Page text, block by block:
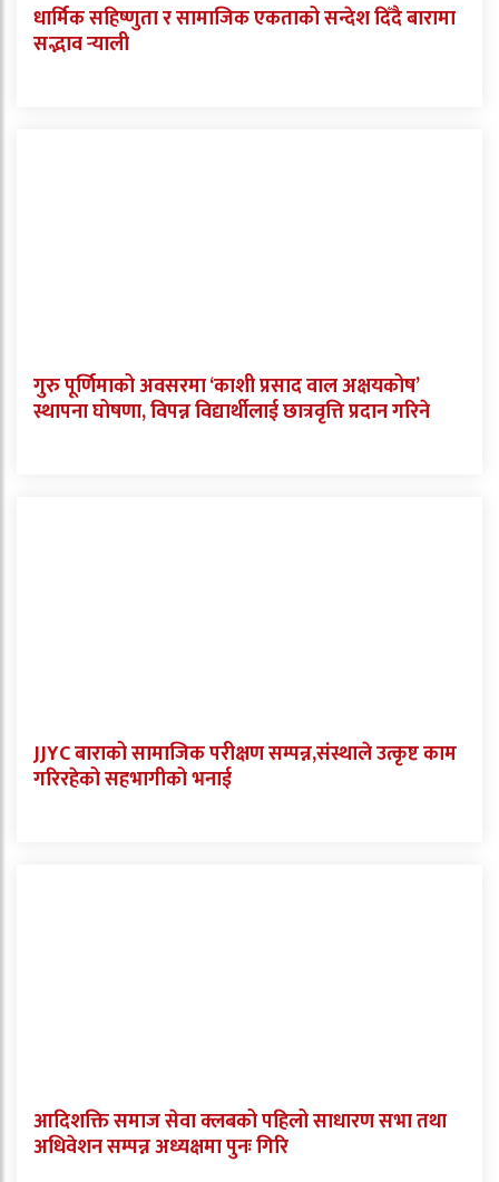
धार्मिक सहिष्णुता र सामाजिक एकताको सन्देश दिँदै बारामा
सद्भाव र्‍याली
गुरु पूर्णिमाको अवसरमा ‘काशी प्रसाद वाल अक्षयकोष’
स्थापना घोषणा, विपन्न विद्यार्थीलाई छात्रवृत्ति प्रदान गरिने
JJYC बाराको सामाजिक परीक्षण सम्पन्न,संस्थाले उत्कृष्ट काम
गरिरहेको सहभागीको भनाई
आदिशक्ति समाज सेवा क्लबको पहिलो साधारण सभा तथा
अधिवेशन सम्पन्न अध्यक्षमा पुनः गिरि